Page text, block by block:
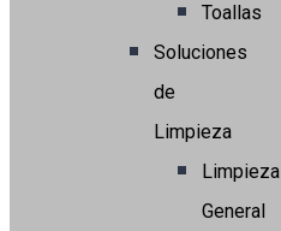
Toallas
Soluciones
de
Limpieza
Limpieza
General